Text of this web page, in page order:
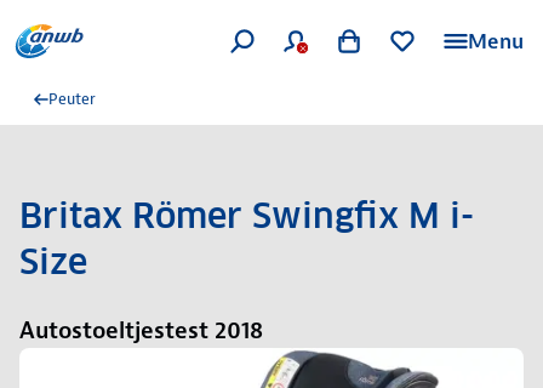
Menu
Peuter
Britax Römer Swingfix M i-
Size
Autostoeltjestest 2018